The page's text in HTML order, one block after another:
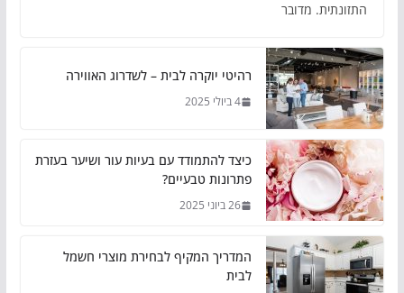
התזונתית. מדובר
רהיטי יוקרה לבית – לשדרוג האווירה
4 ביולי 2025
כיצד להתמודד עם בעיות עור ושיער בעזרת
פתרונות טבעיים?
26 ביוני 2025
המדריך המקיף לבחירת מוצרי חשמל
לבית